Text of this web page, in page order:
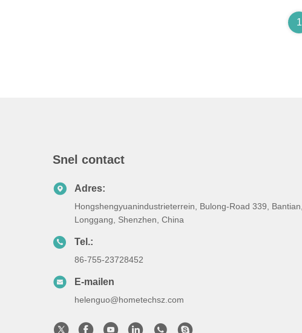
1
Snel contact
Adres:
Hongshengyuanindustrieterrein, Bulong-Road 339, Bantian,
Longgang, Shenzhen, China
Tel.:
86-755-23728452
E-mailen
helenguo@hometechsz.com